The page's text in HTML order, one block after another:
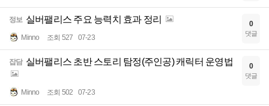
정보 실버팰리스 주요 능력치 효과 정리
Minno 조회 527 07-23
0
댓글
잡담 실버팰리스 초반 스토리 탐정(주인공) 캐릭터 운영법
Minno 조회 502 07-23
0
댓글